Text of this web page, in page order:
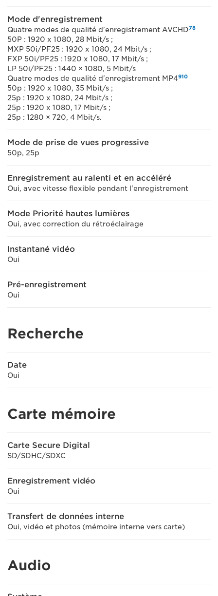
Mode d'enregistrement
Quatre modes de qualité d'enregistrement AVCHD78
50P : 1920 x 1080, 28 Mbit/s ;
MXP 50i/PF25 : 1920 x 1080, 24 Mbit/s ;
FXP 50i/PF25 : 1920 x 1080, 17 Mbit/s ;
LP 50i/PF25 : 1440 × 1080, 5 Mbit/s
Quatre modes de qualité d'enregistrement MP4910
50p : 1920 x 1080, 35 Mbit/s ;
25p : 1920 x 1080, 24 Mbit/s ;
25p : 1920 x 1080, 17 Mbit/s ;
25p : 1280 × 720, 4 Mbit/s.
Mode de prise de vues progressive
50p, 25p
Enregistrement au ralenti et en accéléré
Oui, avec vitesse flexible pendant l'enregistrement
Mode Priorité hautes lumières
Oui, avec correction du rétroéclairage
Instantané vidéo
Oui
Pré-enregistrement
Oui
Recherche
Date
Oui
Carte mémoire
Carte Secure Digital
SD/SDHC/SDXC
Enregistrement vidéo
Oui
Transfert de données interne
Oui, vidéo et photos (mémoire interne vers carte)
Audio